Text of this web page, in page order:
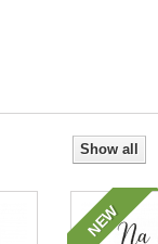
Show all
NEW